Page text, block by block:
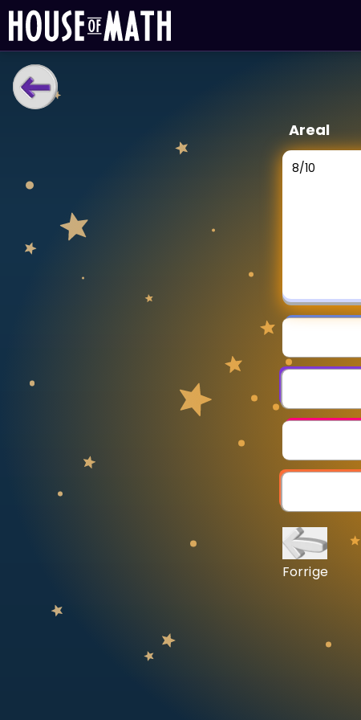
LÆRINGSVERKTØY
Vis mer
SPILL
Gangetabellen
Areal
8/10
Forrige